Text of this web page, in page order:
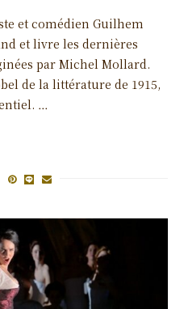
et comédien Guilhem
et livre les dernières
par Michel Mollard.
de la littérature de 1915,
…